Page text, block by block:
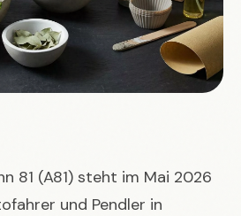
81 (A81) steht im Mai 2026
und Pendler in